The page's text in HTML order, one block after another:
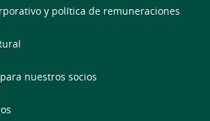
y política de remuneraciones
nuestros socios